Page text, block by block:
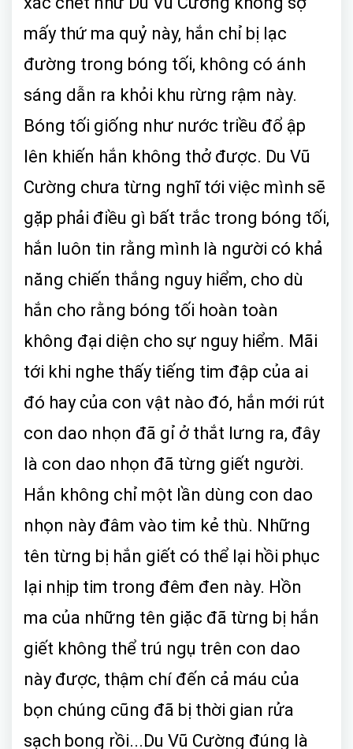
mấy thứ ma quỷ này, hắn chỉ bị lạc
đường trong bóng tối, không có ánh
sáng dẫn ra khỏi khu rừng rậm này.
Bóng tối giống như nước triều đổ ập
lên khiến hắn không thở được. Du Vũ
Cường chưa từng nghĩ tới việc mình sẽ
gặp phải điều gì bất trắc trong bóng tối,
hắn luôn tin rằng mình là người có khả
năng chiến thắng nguy hiểm, cho dù
hắn cho rằng bóng tối hoàn toàn
không đại diện cho sự nguy hiểm. Mãi
tới khi nghe thấy tiếng tim đập của ai
đó hay của con vật nào đó, hắn mới rút
con dao nhọn đã gỉ ở thắt lưng ra, đây
là con dao nhọn đã từng giết người.
Hắn không chỉ một lần dùng con dao
nhọn này đâm vào tim kẻ thù. Những
tên từng bị hắn giết có thể lại hồi phục
lại nhịp tim trong đêm đen này. Hồn
ma của những tên giặc đã từng bị hắn
giết không thể trú ngụ trên con dao
này được, thậm chí đến cả máu của
bọn chúng cũng đã bị thời gian rửa
sạch bong rồi...Du Vũ Cường đúng là